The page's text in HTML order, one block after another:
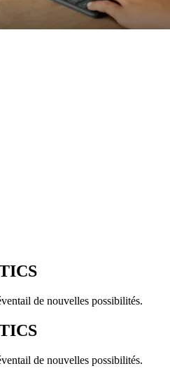
de nouvelles possibilités.
de nouvelles possibilités.